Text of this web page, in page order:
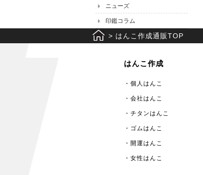
ニューズ
印鑑コラム
> はんこ作成通販TOP
はんこ作成
・個人はんこ
・会社はんこ
・チタンはんこ
・ゴムはんこ
・開運はんこ
・女性はんこ